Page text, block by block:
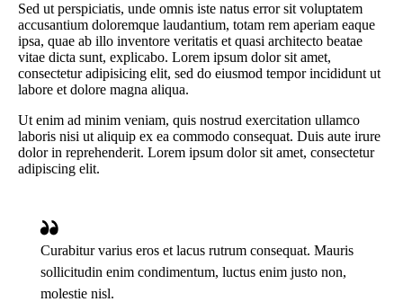
Sed ut perspiciatis, unde omnis iste natus error sit voluptatem
accusantium doloremque laudantium, totam rem aperiam eaque
ipsa, quae ab illo inventore veritatis et quasi architecto beatae
vitae dicta sunt, explicabo. Lorem ipsum dolor sit amet,
consectetur adipisicing elit, sed do eiusmod tempor incididunt ut
labore et dolore magna aliqua.
Ut enim ad minim veniam, quis nostrud exercitation ullamco
laboris nisi ut aliquip ex ea commodo consequat. Duis aute irure
dolor in reprehenderit. Lorem ipsum dolor sit amet, consectetur
adipiscing elit.
Curabitur varius eros et lacus rutrum consequat. Mauris
sollicitudin enim condimentum, luctus enim justo non,
molestie nisl.